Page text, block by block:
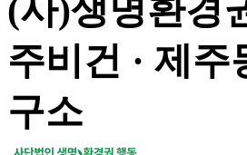
(사)생명환경
주비건 · 제주
구소